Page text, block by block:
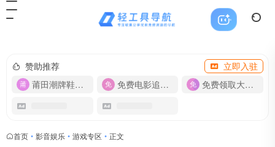
赞助推荐
立即入驻
莆田潮牌鞋服-货源
免费电影追剧APP 免费领取大流量卡【500G】
首页 • 影音娱乐 • 游戏专区 • 正文